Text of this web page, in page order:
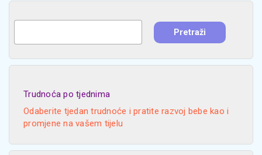
Trudnoća po tjednima
Odaberite tjedan trudnoće i pratite razvoj bebe kao i
promjene na vašem tijelu